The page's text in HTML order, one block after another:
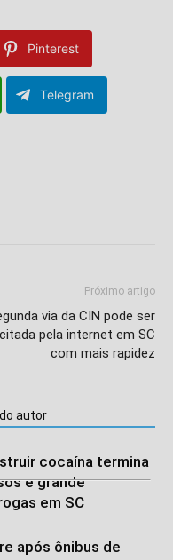
Pinterest
Telegram
Próximo artigo
via da CIN pode ser
pela internet em SC
com mais rapidez
autor
cocaína termina
e grande
em SC
após ônibus de